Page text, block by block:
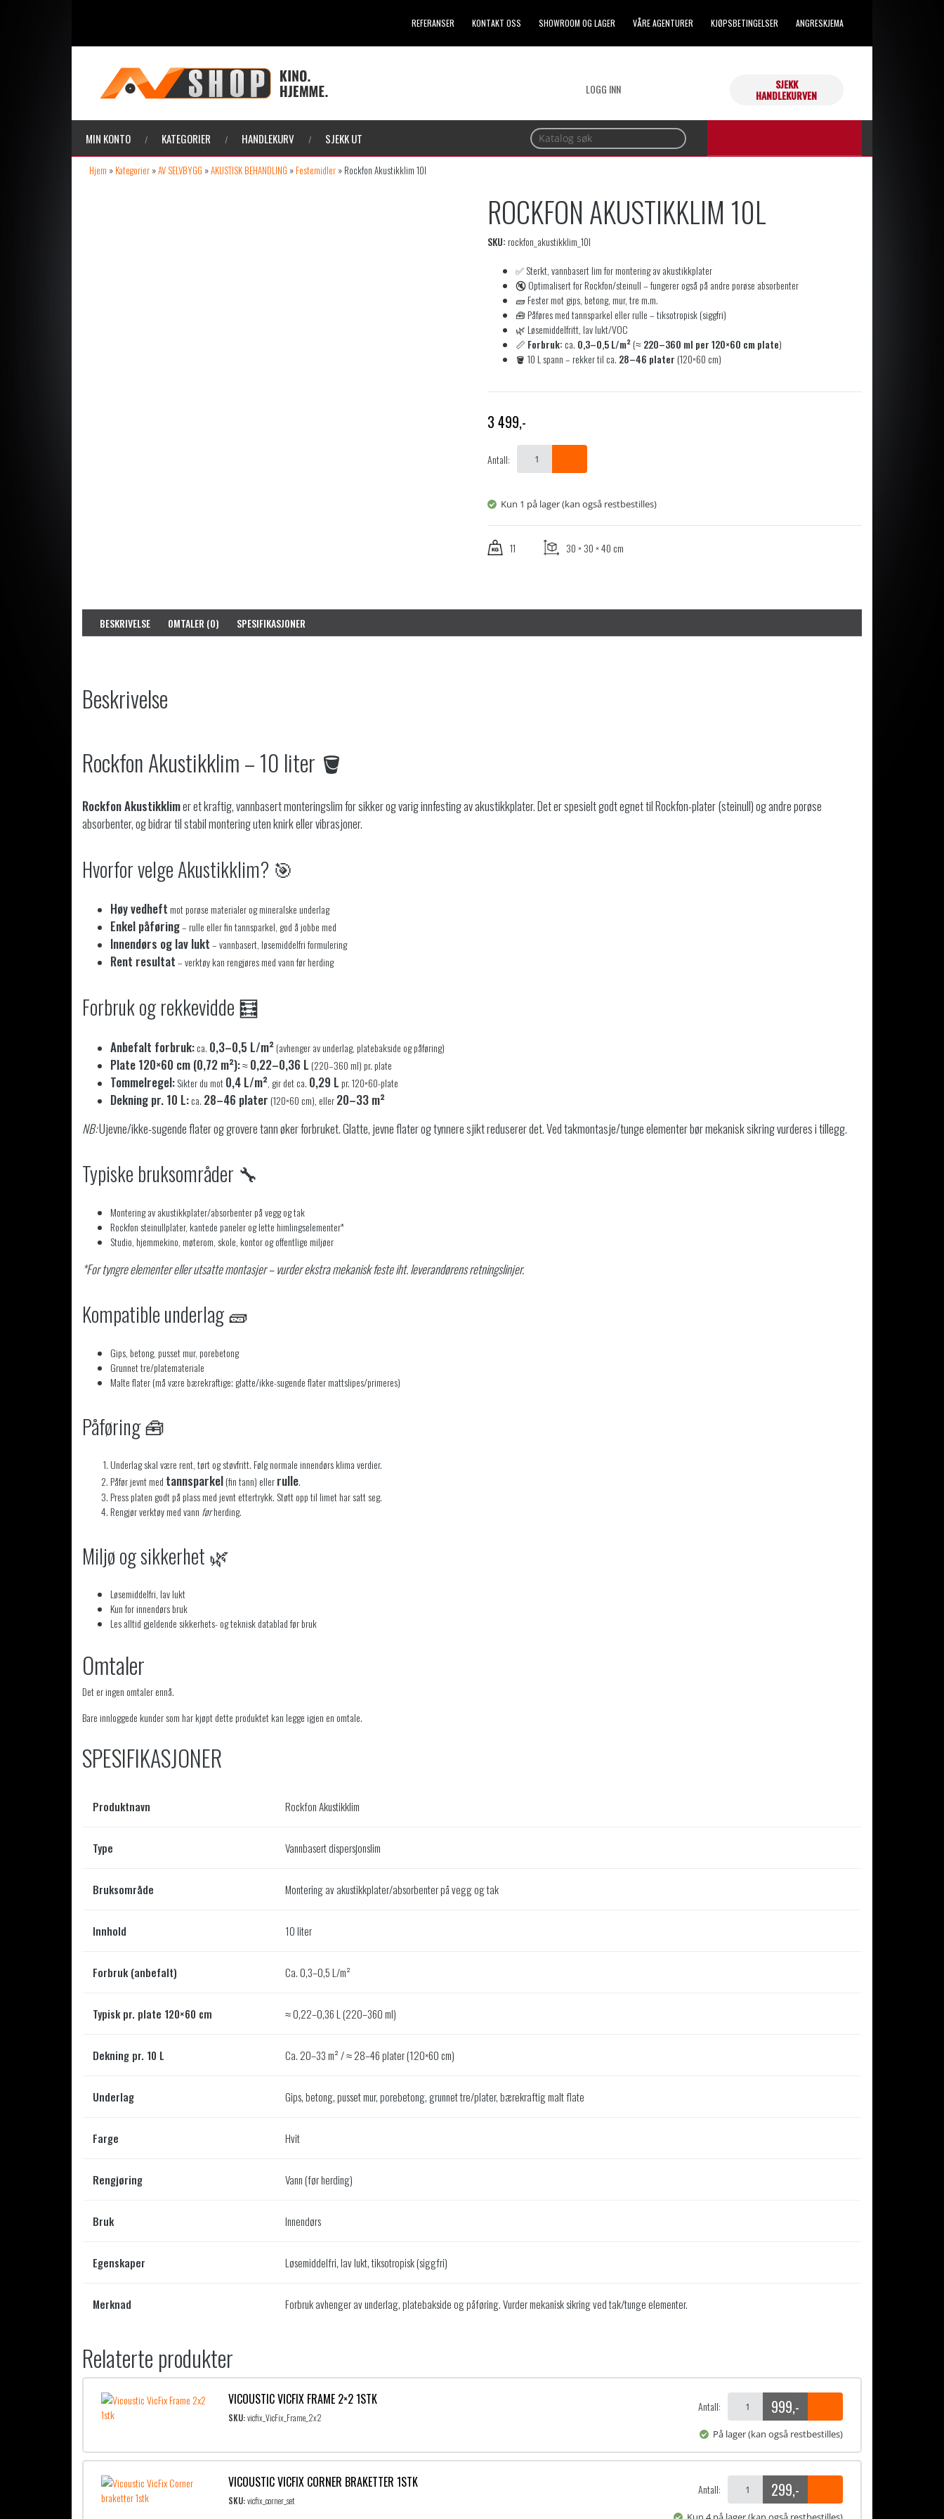
REFERANSER KONTAKT OSS SHOWROOM OG LAGER VÅRE AGENTURER KJØPSBETINGELSER ANGRESKJEMA
LOGG INN SJEKK
HANDLEKURVEN
Handlekurven din er tom.
MIN KONTO KATEGORIER HANDLEKURV SJEKK UT
Hjem » Kategorier »AV SELVBYGG »AKUSTISK BEHANDLING » Festemidler » Rockfon Akustikklim 10l
ROCKFON AKUSTIKKLIM 10L
SKU: rockfon_akustikklim_10l
✅ Sterkt, vannbasert lim for montering av akustikkplater
🔇 Optimalisert for Rockfon/steinull – fungerer også på andre porøse absorbenter
🧱 Fester mot gips, betong, mur, tre m.m.
🧰 Påføres med tannsparkel eller rulle – tiksotropisk (siggfri)
🌿 Løsemiddelfritt, lav lukt/VOC
📏 Forbruk: ca. 0,3–0,5 L/m²(≈220–360 ml per 120×60 cm plate)
🪣 10 L spann – rekker til ca. 28–46 plater (120×60 cm)
3 499,-
Antall:
Kun 1 på lager (kan også restbestilles)
11 30 × 30 × 40 cm
BESKRIVELSE OMTALER (0) SPESIFIKASJONER
Beskrivelse
Rockfon Akustikklim – 10 liter 🪣
Rockfon Akustikklimer et kraftig, vannbasert monteringslim for sikker og varig innfesting av akustikkplater. Det er spesielt godt egnet til Rockfon-plater (steinull) og andre porøse
absorbenter, og bidrar til stabil montering uten knirk eller vibrasjoner.
Hvorfor velge Akustikklim? 🎯
Høy vedheft mot porøse materialer og mineralske underlag
Enkel påføring– rulle eller fin tannsparkel, god å jobbe med
Innendørs og lav lukt– vannbasert, løsemiddelfri formulering
Rent resultat– verktøy kan rengjøres med vann før herding
Forbruk og rekkevidde 🧮
Anbefalt forbruk:ca. 0,3–0,5 L/m²(avhenger av underlag, platebakside og påføring)
Plate 120×60 cm (0,72 m²):≈0,22–0,36 L (220–360 ml) pr. plate
Tommelregel:Sikter du mot0,4 L/m², gir det ca. 0,29 L pr. 120×60-plate
Dekning pr. 10 L:ca. 28–46 plater (120×60 cm), eller20–33 m²
NB:Ujevne/ikke-sugende flater og grovere tann øker forbruket. Glatte, jevne flater og tynnere sjikt reduserer det. Ved takmontasje/tunge elementer bør mekanisk sikring vurderes i tillegg.
Typiske bruksområder 🔧
Montering av akustikkplater/absorbenter på vegg og tak
Rockfon steinullplater, kantede paneler og lette himlingselementer*
Studio, hjemmekino, møterom, skole, kontor og offentlige miljøer
*For tyngre elementer eller utsatte montasjer – vurder ekstra mekanisk feste iht. leverandørens retningslinjer.
Kompatible underlag 🧱
Gips, betong, pusset mur, porebetong
Grunnet tre/platemateriale
Malte flater (må være bærekraftige; glatte/ikke-sugende flater mattslipes/primeres)
Påføring 🧰
Underlag skal være rent, tørt og støvfritt. Følg normale innendørs klima verdier.
Påfør jevnt med tannsparkel(fin tann) ellerrulle.
Press platen godt på plass med jevnt ettertrykk. Støtt opp til limet har satt seg.
Rengjør verktøy med vann førherding.
Miljø og sikkerhet 🌿
Løsemiddelfri, lav lukt
Kun for innendørs bruk
Les alltid gjeldende sikkerhets- og teknisk datablad før bruk
Omtaler
Det er ingen omtaler ennå.
Bare innloggede kunder som har kjøpt dette produktet kan legge igjen en omtale.
SPESIFIKASJONER
Produktnavn Rockfon Akustikklim
Type Vannbasert dispersjonslim
Bruksområde Montering av akustikkplater/absorbenter på vegg og tak
Innhold 10 liter
Forbruk (anbefalt) Ca. 0,3–0,5 L/m²
Typisk pr. plate 120×60 cm ≈ 0,22–0,36 L (220–360 ml)
Dekning pr. 10 L Ca. 20–33 m² / ≈ 28–46 plater (120×60 cm)
Underlag Gips, betong, pusset mur, porebetong, grunnet tre/plater, bærekraftig malt flate
Farge Hvit
Rengjøring Vann (før herding)
Bruk Innendørs
Egenskaper Løsemiddelfri, lav lukt, tiksotropisk (siggfri)
Merknad Forbruk avhenger av underlag, platebakside og påføring. Vurder mekanisk sikring ved tak/tunge elementer.
Relaterte produkter
VICOUSTIC VICFIX FRAME 2×2 1STK
SKU:vicfix_VicFix_Frame_2x2
Antall: 999,-
På lager (kan også restbestilles)
VICOUSTIC VICFIX CORNER BRAKETTER 1STK
SKU:vicfix_corner_set
Antall: 299,-